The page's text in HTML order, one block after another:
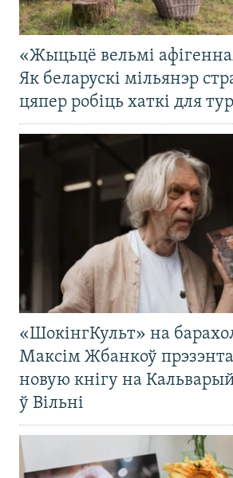
«Жыцьцё вельмі
Як беларускі мільянэр
цяпер робіць хаткі для
«ШокінгКульт» на
Максім Жбанкоў
новую кнігу на
ў Вільні